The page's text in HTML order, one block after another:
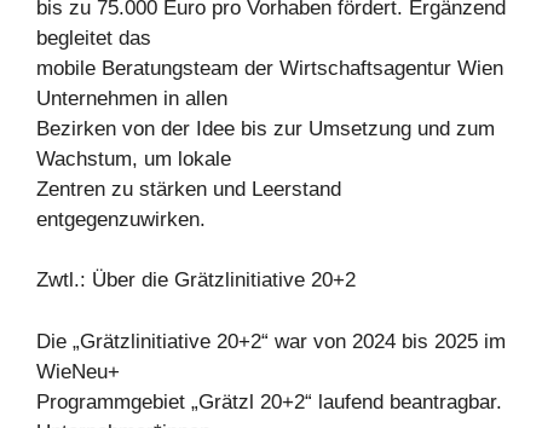
bis zu 75.000 Euro pro Vorhaben fördert. Ergänzend
begleitet das
mobile Beratungsteam der Wirtschaftsagentur Wien
Unternehmen in allen
Bezirken von der Idee bis zur Umsetzung und zum
Wachstum, um lokale
Zentren zu stärken und Leerstand
entgegenzuwirken.
Zwtl.: Über die Grätzlinitiative 20+2
Die „Grätzlinitiative 20+2“ war von 2024 bis 2025 im
WieNeu+
Programmgebiet „Grätzl 20+2“ laufend beantragbar.